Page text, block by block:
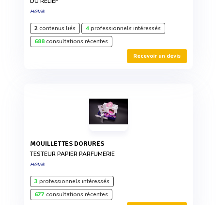
HGV®
2contenus liés 4professionnels intéressés
688consultations récentes
Recevoir un devis
MOUILLETTES DORURES
TESTEUR PAPIER PARFUMERIE
HGV®
3 professionnels intéressés
677consultations récentes